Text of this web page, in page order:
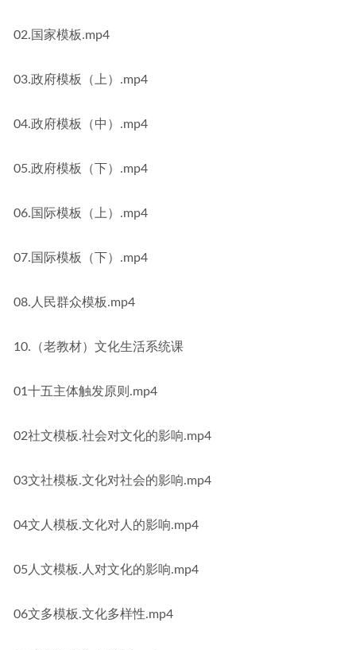
02.国家模板.mp4
03.政府模板（上）.mp4
04.政府模板（中）.mp4
05.政府模板（下）.mp4
06.国际模板（上）.mp4
07.国际模板（下）.mp4
08.人民群众模板.mp4
10.（老教材）文化生活系统课
01十五主体触发原则.mp4
02社文模板.社会对文化的影响.mp4
03文社模板.文化对社会的影响.mp4
04文人模板.文化对人的影响.mp4
05人文模板.人对文化的影响.mp4
06文多模板.文化多样性.mp4